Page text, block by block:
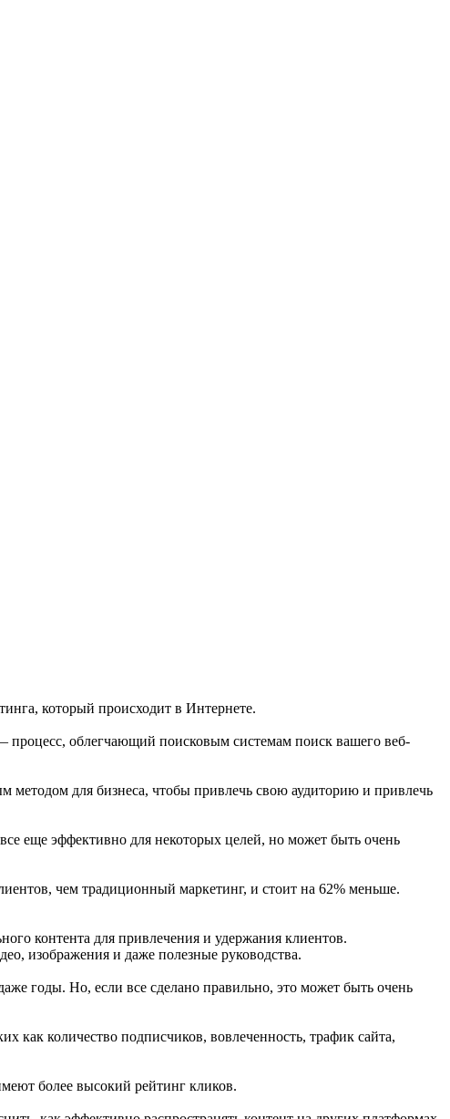
который происходит в Интернете.
процесс, облегчающий поисковым системам поиск вашего веб-
методом для бизнеса, чтобы привлечь свою аудиторию и привлечь
еще эффективно для некоторых целей, но может быть очень
чем традиционный маркетинг, и стоит на 62% меньше.
контента для привлечения и удержания клиентов.
изображения и даже полезные руководства.
годы. Но, если все сделано правильно, это может быть очень
как количество подписчиков, вовлеченность, трафик сайта,
более высокий рейтинг кликов.